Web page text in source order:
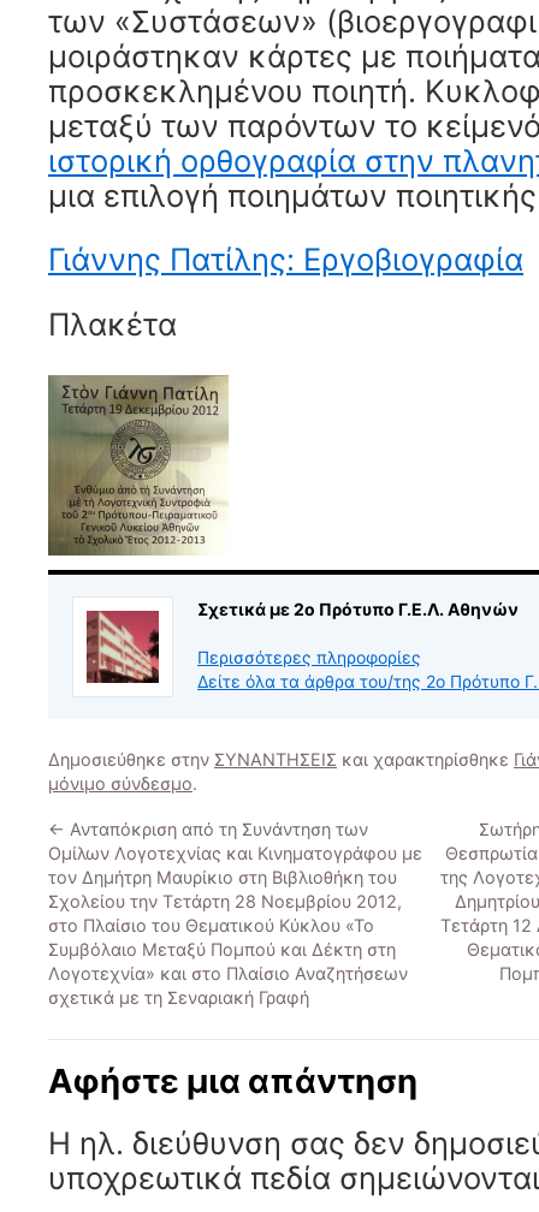
των «Συστάσεων»
μοιράστηκαν κάρτες με
προσκεκλημένου ποιητή.
μεταξύ των παρόντων το
ιστορική ορθογραφία στην
μια επιλογή ποιημάτων
Γιάννης Πατίλης: Εργοβιογραφία
Πλακέτα
Σχετικά με 2ο Πρότυπο Γ.Ε.Λ. Αθηνών
Περισσότερες πληροφορίες
Δείτε όλα τα άρθρα του/της 2ο Πρότυπο
Δημοσιεύθηκε στην ΣΥΝΑΝΤΗΣΕΙΣ και χαρακτηρίσθηκε
μόνιμο σύνδεσμο.
← Ανταπόκριση από τη Συνάντηση των
Ομίλων Λογοτεχνίας και Κινηματογράφου με
τον Δημήτρη Μαυρίκιο στη Βιβλιοθήκη του
Σχολείου την Τετάρτη 28 Νοεμβρίου 2012,
στο Πλαίσιο του Θεματικού Κύκλου «Το
Συμβόλαιο Μεταξύ Πομπού και Δέκτη στη
Λογοτεχνία» και στο Πλαίσιο Αναζητήσεων
σχετικά με τη Σεναριακή Γραφή
της
Τετάρτη 12
Αφήστε μια απάντηση
Η ηλ. διεύθυνση σας δεν
υποχρεωτικά πεδία